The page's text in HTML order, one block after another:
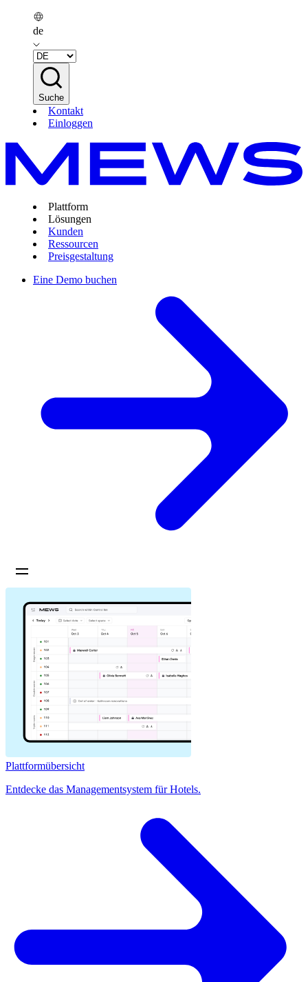
de
Suche
Kontakt
Einloggen
Plattform
Lösungen
Kunden
Ressourcen
Preisgestaltung
Eine Demo buchen
Plattformübersicht
Entdecke das Managementsystem für Hotels.